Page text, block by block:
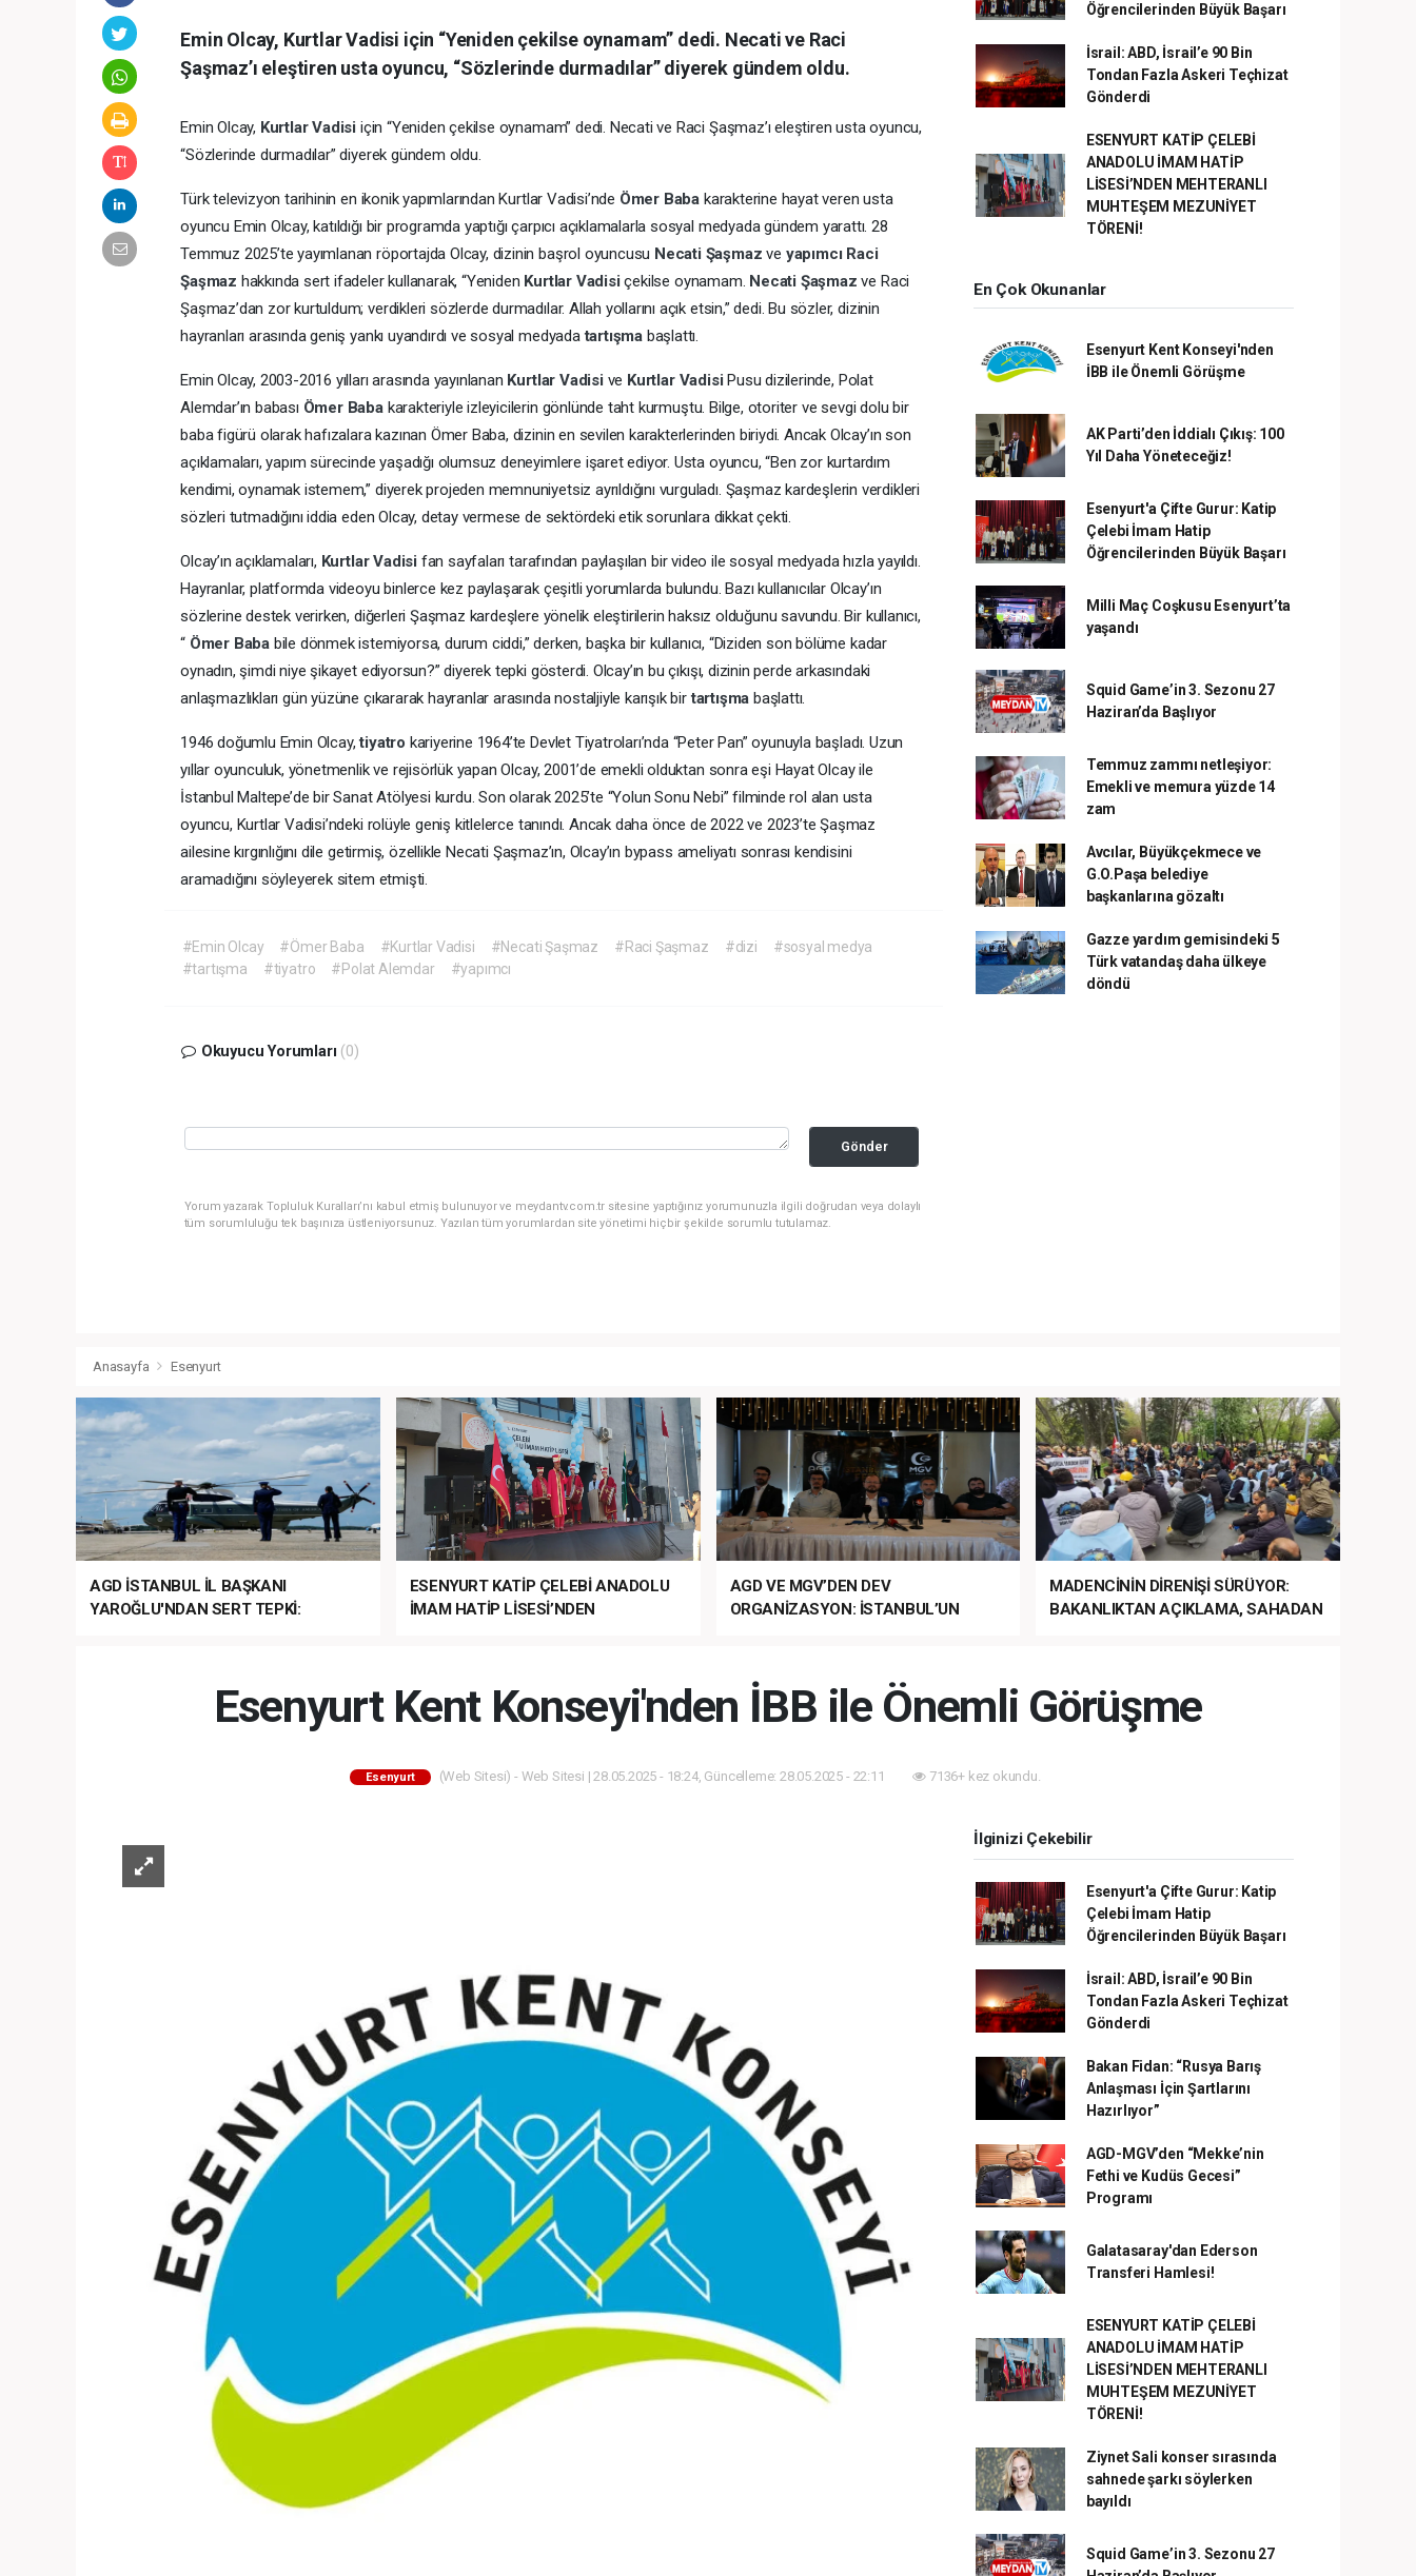
Emin Olcay, Kurtlar Vadisi için “Yeniden çekilse oynamam” dedi. Necati ve Raci
Şaşmaz’ı eleştiren usta oyuncu, “Sözlerinde durmadılar” diyerek gündem oldu.
Emin Olcay, Kurtlar Vadisi için “Yeniden çekilse oynamam” dedi. Necati ve Raci Şaşmaz’ı eleştiren usta oyuncu,
“Sözlerinde durmadılar” diyerek gündem oldu.
Türk televizyon tarihinin en ikonik yapımlarından Kurtlar Vadisi’nde Ömer Baba karakterine hayat veren usta
oyuncu Emin Olcay, katıldığı bir programda yaptığı çarpıcı açıklamalarla sosyal medyada gündem yarattı. 28
Temmuz 2025’te yayımlanan röportajda Olcay, dizinin başrol oyuncusu Necati Şaşmazve yapımcı Raci
Şaşmaz hakkında sert ifadeler kullanarak, “Yeniden Kurtlar Vadisiçekilse oynamam. Necati Şaşmazve Raci
Şaşmaz’dan zor kurtuldum; verdikleri sözlerde durmadılar. Allah yollarını açık etsin,” dedi. Bu sözler, dizinin
hayranları arasında geniş yankı uyandırdı ve sosyal medyadatartışma başlattı.
Emin Olcay, 2003-2016 yılları arasında yayınlanan Kurtlar Vadisi ve Kurtlar VadisiPusu dizilerinde, Polat
Alemdar’ın babası Ömer Baba karakteriyle izleyicilerin gönlünde taht kurmuştu. Bilge, otoriter ve sevgi dolu bir
baba figürü olarak hafızalara kazınan Ömer Baba, dizinin en sevilen karakterlerinden biriydi. Ancak Olcay’ın son
açıklamaları, yapım sürecinde yaşadığı olumsuz deneyimlere işaret ediyor. Usta oyuncu, “Ben zor kurtardım
kendimi, oynamak istemem,” diyerek projeden memnuniyetsiz ayrıldığını vurguladı. Şaşmaz kardeşlerin verdikleri
sözleri tutmadığını iddia eden Olcay, detay vermese de sektördeki etik sorunlara dikkat çekti.
Olcay’ın açıklamaları, Kurtlar Vadisi fan sayfaları tarafından paylaşılan bir video ile sosyal medyada hızla yayıldı.
Hayranlar, platformda videoyu binlerce kez paylaşarak çeşitli yorumlarda bulundu. Bazı kullanıcılar Olcay’ın
sözlerine destek verirken, diğerleri Şaşmaz kardeşlere yönelik eleştirilerin haksız olduğunu savundu. Bir kullanıcı,
“ Ömer Baba bile dönmek istemiyorsa, durum ciddi,” derken, başka bir kullanıcı, “Diziden son bölüme kadar
oynadın, şimdi niye şikayet ediyorsun?” diyerek tepki gösterdi. Olcay’ın bu çıkışı, dizinin perde arkasındaki
anlaşmazlıkları gün yüzüne çıkararak hayranlar arasında nostaljiyle karışık birtartışma başlattı.
1946 doğumlu Emin Olcay,tiyatro kariyerine 1964’te Devlet Tiyatroları’nda “Peter Pan” oyunuyla başladı. Uzun
yıllar oyunculuk, yönetmenlik ve rejisörlük yapan Olcay, 2001’de emekli olduktan sonra eşi Hayat Olcay ile
İstanbul Maltepe’de bir Sanat Atölyesi kurdu. Son olarak 2025’te “Yolun Sonu Nebi” filminde rol alan usta
oyuncu, Kurtlar Vadisi’ndeki rolüyle geniş kitlelerce tanındı. Ancak daha önce de 2022 ve 2023’te Şaşmaz
ailesine kırgınlığını dile getirmiş, özellikle Necati Şaşmaz’ın, Olcay’ın bypass ameliyatı sonrası kendisini
aramadığını söyleyerek sitem etmişti.
#Emin Olcay #Ömer Baba #Kurtlar Vadisi #Necati Şaşmaz #Raci Şaşmaz #dizi
#sosyal medya
#tartışma
#tiyatro #Polat Alemdar #yapımcı
Okuyucu Yorumları (0)
Gönder
Yorum yazarak Topluluk Kuralları’nı kabul etmiş bulunuyor ve meydantv.com.tr sitesine yaptığınız yorumunuzla ilgili doğrudan veya dolaylı
tüm sorumluluğu tek başınıza üstleniyorsunuz. Yazılan tüm yorumlardan site yönetimi hiçbir şekilde sorumlu tutulamaz.
Öğrencilerinden Büyük Başarı
İsrail: ABD, İsrail’e 90 Bin
Tondan Fazla Askeri Teçhizat
Gönderdi
ESENYURT KATİP ÇELEBİ
ANADOLU İMAM HATİP
LİSESİ’NDEN MEHTERANLI
MUHTEŞEM MEZUNİYET
TÖRENİ!
En Çok Okunanlar
Esenyurt Kent Konseyi'nden
İBB ile Önemli Görüşme
AK Parti’den İddialı Çıkış: 100
Yıl Daha Yöneteceğiz!
Esenyurt'a Çifte Gurur: Katip
Çelebi İmam Hatip
Öğrencilerinden Büyük Başarı
Milli Maç Coşkusu Esenyurt’ta
yaşandı
Squid Game’in 3. Sezonu 27
Haziran’da Başlıyor
Temmuz zammı netleşiyor:
Emekli ve memura yüzde 14
zam
Avcılar, Büyükçekmece ve
G.O.Paşa belediye
başkanlarına gözaltı
Gazze yardım gemisindeki 5
Türk vatandaş daha ülkeye
döndü
Anasayfa Esenyurt
AGD İSTANBUL İL BAŞKANI
YAROĞLU'NDAN SERT TEPKİ:
ESENYURT KATİP ÇELEBİ ANADOLU
İMAM HATİP LİSESİ’NDEN
AGD VE MGV’DEN DEV
ORGANİZASYON: İSTANBUL’UN
MADENCİNİN DİRENİŞİ SÜRÜYOR:
BAKANLIKTAN AÇIKLAMA, SAHADAN
Esenyurt Kent Konseyi'nden İBB ile Önemli Görüşme
Esenyurt (Web Sitesi) - Web Sitesi | 28.05.2025 - 18:24, Güncelleme: 28.05.2025 - 22:11 7136+ kez okundu.
İlginizi Çekebilir
Esenyurt'a Çifte Gurur: Katip
Çelebi İmam Hatip
Öğrencilerinden Büyük Başarı
İsrail: ABD, İsrail’e 90 Bin
Tondan Fazla Askeri Teçhizat
Gönderdi
Bakan Fidan: “Rusya Barış
Anlaşması İçin Şartlarını
Hazırlıyor”
AGD-MGV’den “Mekke’nin
Fethi ve Kudüs Gecesi”
Programı
Galatasaray'dan Ederson
Transferi Hamlesi!
ESENYURT KATİP ÇELEBİ
ANADOLU İMAM HATİP
LİSESİ’NDEN MEHTERANLI
MUHTEŞEM MEZUNİYET
TÖRENİ!
Ziynet Sali konser sırasında
sahnede şarkı söylerken
bayıldı
Squid Game’in 3. Sezonu 27